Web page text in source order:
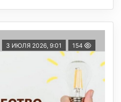
3 ИЮЛЯ 2026, 9:01 154